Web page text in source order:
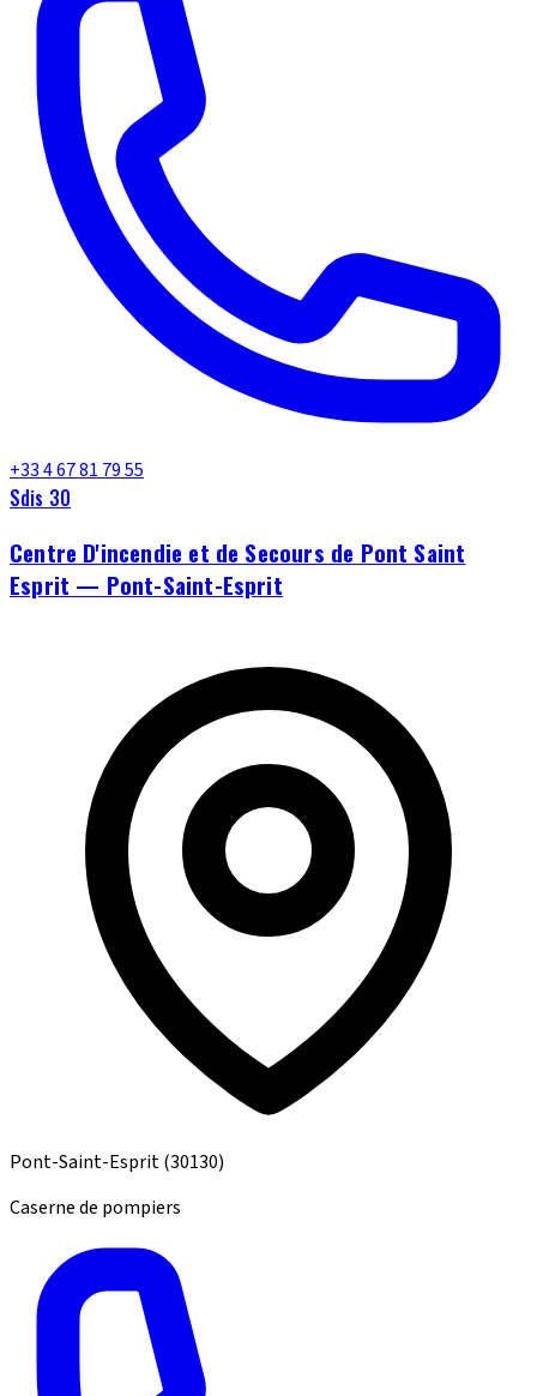
+33 4 67 81 79 55
Sdis 30
Centre D'incendie et de Secours de Pont Saint
Esprit — Pont-Saint-Esprit
Pont-Saint-Esprit(30130)
Caserne de pompiers